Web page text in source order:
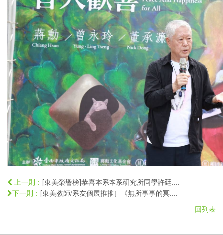
上一則： [東美榮譽榜]恭喜本系本系研究所同學許廷....
下一則： [東美教師/系友個展推推］《無所事事的冥....
回列表